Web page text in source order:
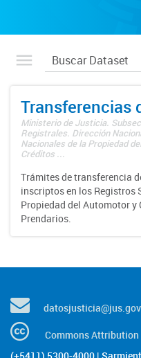
Transferencias
Ministerio de Justicia.
Registrales. Dirección
Nacionales de la Propiedad
Créditos ...
Trámites de transferencia
inscriptos en los Registros
Propiedad del Automotor y
Prendarios.
Commons